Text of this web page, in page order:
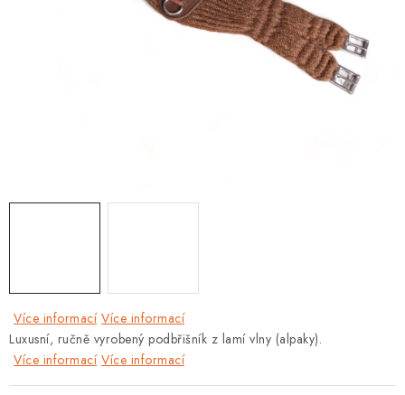
Více informací Více informací
Luxusní, ručně vyrobený podbřišník z lamí vlny (alpaky).
Více informací Více informací